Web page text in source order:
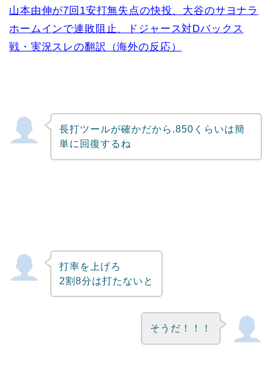
山本由伸が7回1安打無失点の快投、大谷のサヨナラ
ホームインで連敗阻止、ドジャース対Dバックス
戦・実況スレの翻訳（海外の反応）
長打ツールが確かだから.850くらいは簡
単に回復するね
打率を上げろ
2割8分は打たないと
そうだ！！！